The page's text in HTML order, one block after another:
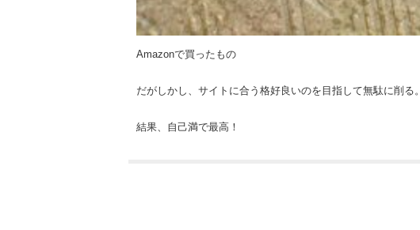
Amazonで買ったもの
だがしかし、サイトに合う格好良いのを目指して無駄に削る
結果、自己満で最高！